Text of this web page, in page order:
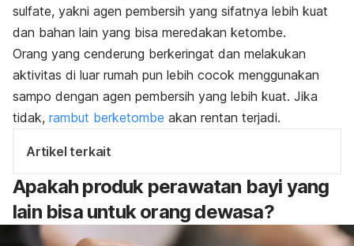
sulfate, yakni agen pembersih yang sifatnya lebih kuat
dan bahan lain yang bisa meredakan ketombe.
Orang yang cenderung berkeringat dan melakukan
aktivitas di luar rumah pun lebih cocok menggunakan
sampo dengan agen pembersih yang lebih kuat. Jika
tidak, rambut berketombe akan rentan terjadi.
Artikel terkait
Apakah produk perawatan bayi yang
lain bisa untuk orang dewasa?